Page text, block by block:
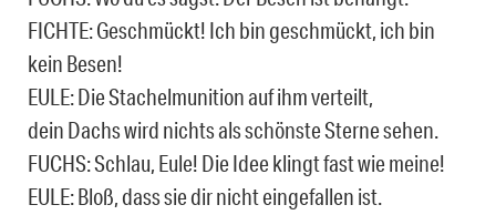
FICHTE: Geschmückt! Ich bin geschmückt, ich bin
kein Besen!
EULE: Die Stachelmunition auf ihm verteilt,
dein Dachs wird nichts als schönste Sterne sehen.
FUCHS: Schlau, Eule! Die Idee klingt fast wie meine!
EULE: Bloß, dass sie dir nicht eingefallen ist.